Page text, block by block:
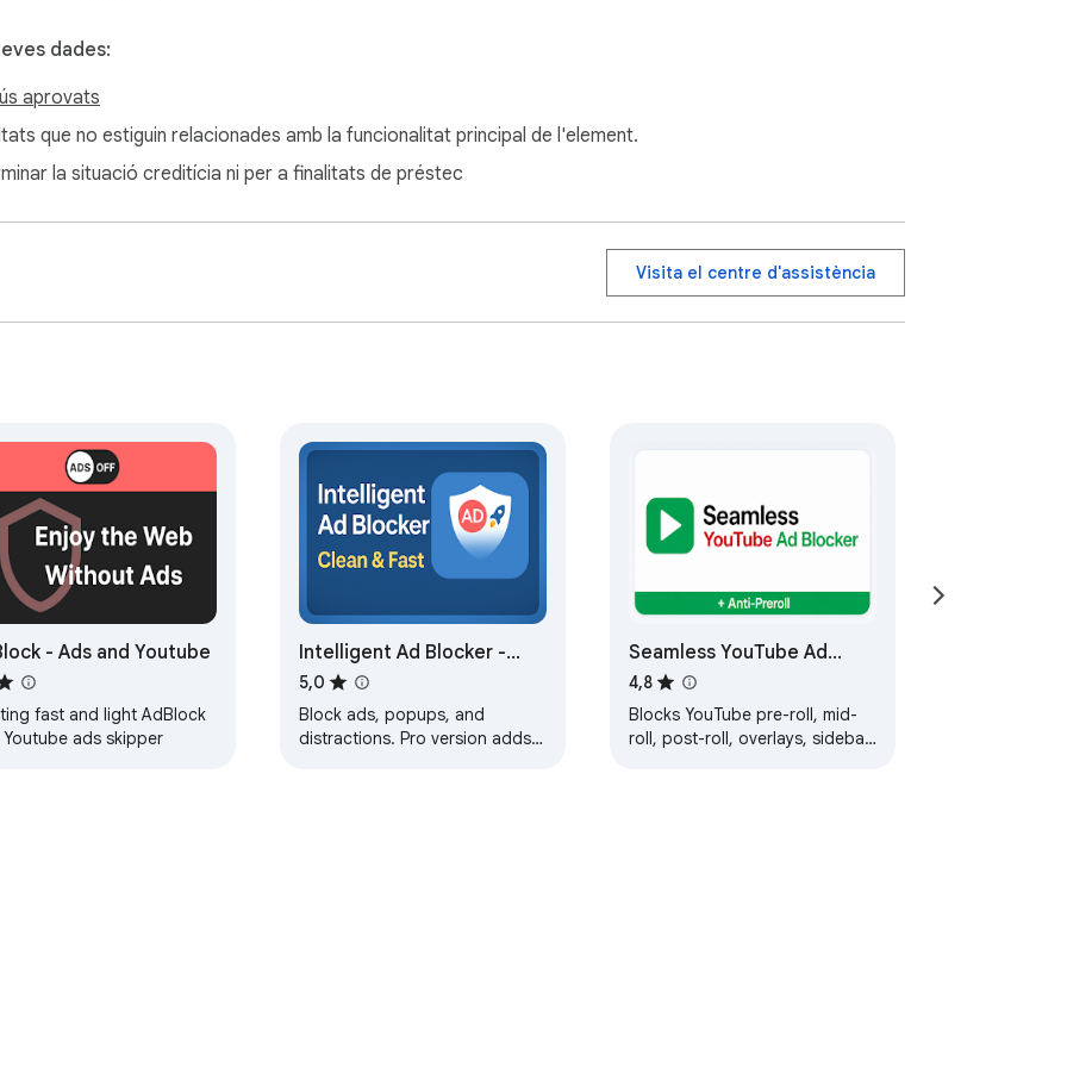
independent i no està oficialment afiliada ni avalada
marca comercial de Google LLC.
dades:
aprovats
que no estiguin relacionades amb la funcionalitat principal de l'element.
la situació creditícia ni per a finalitats de préstec
Visita el centre d'assistència
- Ads and Youtube
fast and light AdBlock
Youtube ads skipper
Intelligent Ad Blocker -
Clean & Fast
5,0
Block ads, popups, and
distractions. Pro version adds
Seamless YouTube Ad
Blocker
4,8
Blocks YouTube pre-roll, mid-
roll, post-roll, overlays, sidebar,